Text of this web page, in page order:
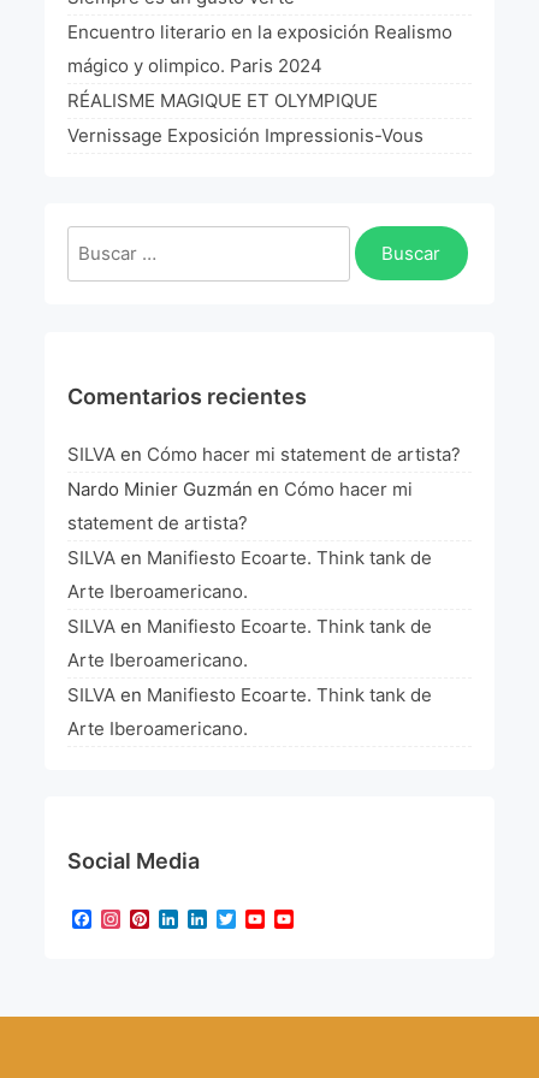
La Fórmula Científica Del Arte
Manifiesto Ecoarte
Association Paris
Encuentro literario en la exposición Realismo
mágico y olimpico. Paris 2024
RÉALISME MAGIQUE ET OLYMPIQUE
Vernissage Exposición Impressionis-Vous
Buscar:
Comentarios recientes
SILVA en Cómo hacer mi statement de artista?
Nardo Minier Guzmán en Cómo hacer mi
statement de artista?
SILVA en Manifiesto Ecoarte. Think tank de
Arte Iberoamericano.
SILVA en Manifiesto Ecoarte. Think tank de
Arte Iberoamericano.
SILVA en Manifiesto Ecoarte. Think tank de
Arte Iberoamericano.
Social Media
Facebook
Instagram
Pinterest
LinkedIn
LinkedIn
TwitterYouTube